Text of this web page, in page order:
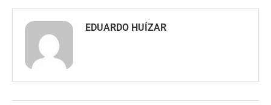
EDUARDO HUÍZAR